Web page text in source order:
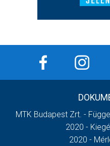
MTK Budapest Zrt. -
2020 -
2020 -